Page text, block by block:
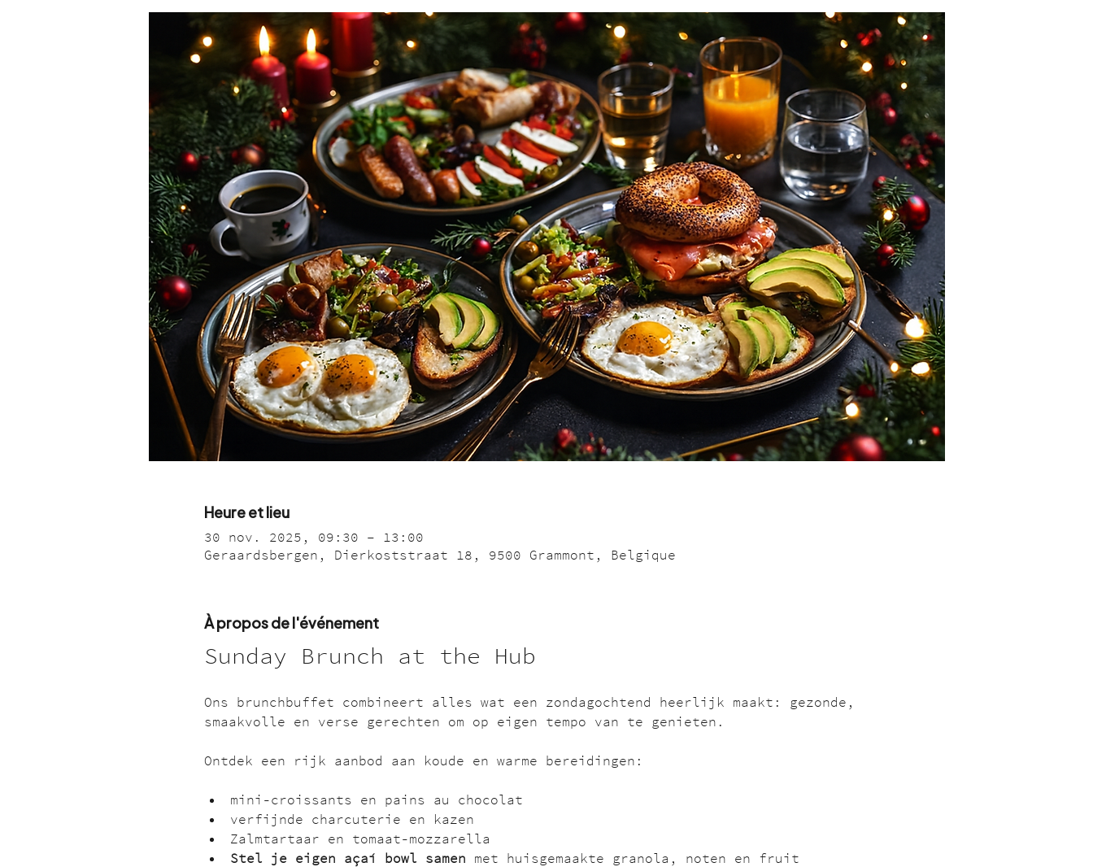
Heure et lieu
30 nov. 2025, 09:30 – 13:00
Geraardsbergen, Dierkoststraat 18, 9500 Grammont, Belgique
À propos de l'événement
Sunday Brunch at the Hub
Ons brunchbuffet combineert alles wat een zondagochtend heerlijk maakt: gezonde,
smaakvolle en verse gerechten om op eigen tempo van te genieten.
Ontdek een rijk aanbod aan koude en warme bereidingen:
mini-croissants en pains au chocolat
verfijnde charcuterie en kazen
Zalmtartaar en tomaat-mozzarella
Stel je eigen açaí bowl samen met huisgemaakte granola, noten en fruit